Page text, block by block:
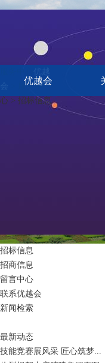
优越会
> 服务中
心 > 招标信息
招标信息
招商信息
留言中心
联系优越会
新闻检索
最新动态
技能竞赛展风采 匠心筑梦...